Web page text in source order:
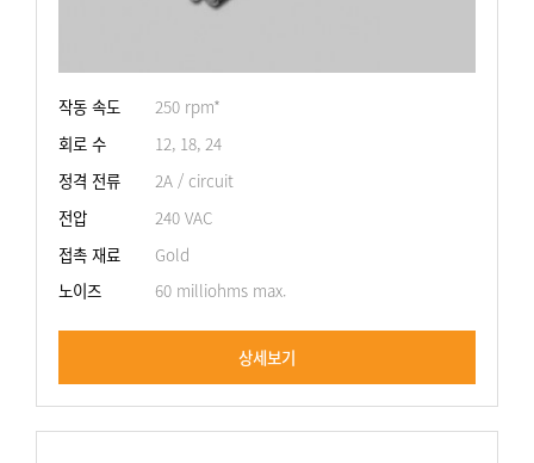
작동 속도
250 rpm*
회로 수
12, 18, 24
정격 전류
2A / circuit
전압
240 VAC
접촉 재료
Gold
노이즈
60 milliohms max.
상세보기